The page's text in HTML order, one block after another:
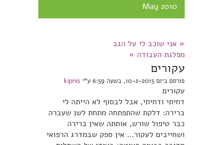
May 2010
« אני שוכב לי על הגב
מפלגת העבודה »
עקורים
פורסם ביום 10-2-2015, בשעה 6:59 ע"י kipnis
עקורים
דחיתי ודחיתי, אבל לבסוף לא הייתה לי
ברירה: דלקת שהתפתחה מתחת לשן שעברה
כבר טיפול שורש, אותתה שאין ברירה
ושחייבים לעקור… אין ספק שבמדרג הרפואי